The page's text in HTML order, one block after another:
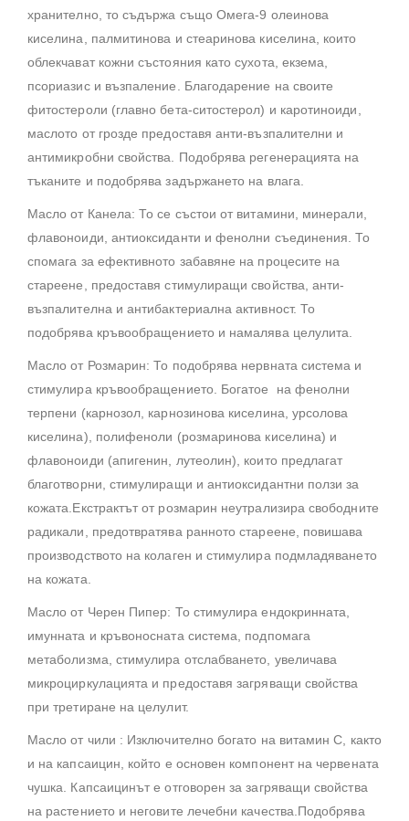
хранително, то съдържа също Омега-9 олеинова
киселина, палмитинова и стеаринова киселина, които
облекчават кожни състояния като сухота, екзема,
псориазис и възпаление. Благодарение на своите
фитостероли (главно бета-ситостерол) и каротиноиди,
маслото от грозде предоставя анти-възпалителни и
антимикробни свойства. Подобрява регенерацията на
тъканите и подобрява задържането на влага.
Масло от Канела: То се състои от витамини, минерали,
флавоноиди, антиоксиданти и фенолни съединения. То
спомага за ефективното забавяне на процесите на
стареене, предоставя стимулиращи свойства, анти-
възпалителна и антибактериална активност. То
подобрява кръвообращението и намалява целулита.
Масло от Розмарин: То подобрява нервната система и
стимулира кръвообращението. Богатое на фенолни
терпени (карнозол, карнозинова киселина, урсолова
киселина), полифеноли (розмаринова киселина) и
флавоноиди (апигенин, лутеолин), които предлагат
благотворни, стимулиращи и антиоксидантни ползи за
кожата.Екстрактът от розмарин неутрализира свободните
радикали, предотвратява ранното стареене, повишава
производството на колаген и стимулира подмладяването
на кожата.
Масло от Черен Пипер: То стимулира ендокринната,
имунната и кръвоносната система, подпомага
метаболизма, стимулира отслабването, увеличава
микроциркулацията и предоставя загряващи свойства
при третиране на целулит.
Масло от чили : Изключително богато на витамин С, както
и на капсаицин, който е основен компонент на червената
чушка. Капсаицинът е отговорен за загряващи свойства
на растението и неговите лечебни качества.Подобрява